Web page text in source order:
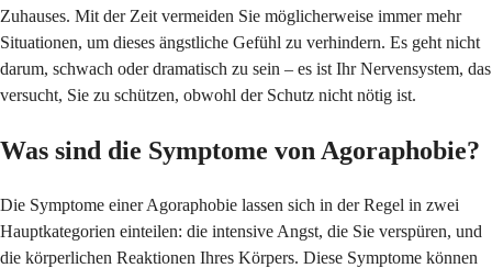
Zuhauses. Mit der Zeit vermeiden Sie möglicherweise immer mehr
Situationen, um dieses ängstliche Gefühl zu verhindern. Es geht nicht
darum, schwach oder dramatisch zu sein – es ist Ihr Nervensystem, das
versucht, Sie zu schützen, obwohl der Schutz nicht nötig ist.
Was sind die Symptome von Agoraphobie?
Die Symptome einer Agoraphobie lassen sich in der Regel in zwei
Hauptkategorien einteilen: die intensive Angst, die Sie verspüren, und
die körperlichen Reaktionen Ihres Körpers. Diese Symptome können